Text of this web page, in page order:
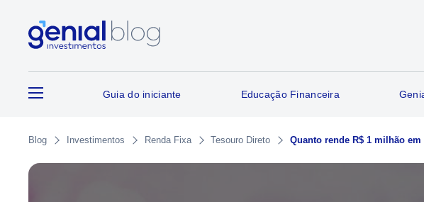
Guia do iniciante Educação Financeira
Blog Investimentos Renda Fixa Tesouro Direto Quanto rende R$ 1 milhão